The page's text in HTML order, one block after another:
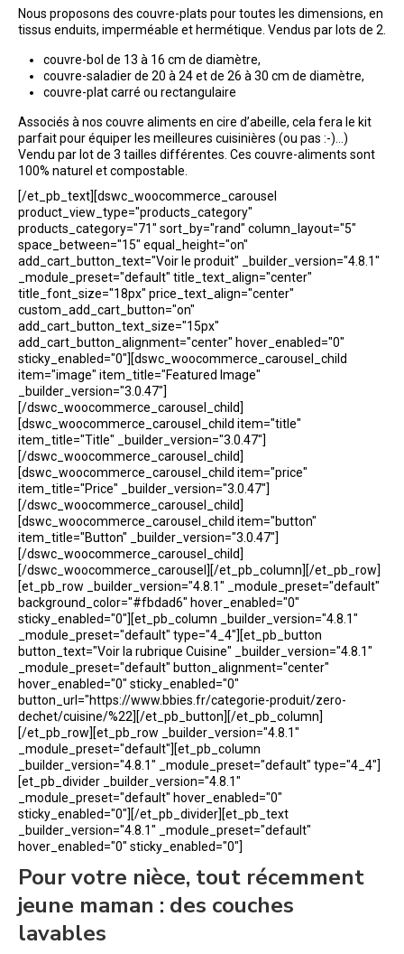
Nous proposons des couvre-plats pour toutes les dimensions, en
tissus enduits, imperméable et hermétique. Vendus par lots de 2.
couvre-bol de 13 à 16 cm de diamètre,
couvre-saladier de 20 à 24 et de 26 à 30 cm de diamètre,
couvre-plat carré ou rectangulaire
Associés à nos couvre aliments en cire d’abeille, cela fera le kit
parfait pour équiper les meilleures cuisinières (ou pas :-)…)
Vendu par lot de 3 tailles différentes. Ces couvre-aliments sont
100% naturel et compostable.
[/et_pb_text][dswc_woocommerce_carousel
product_view_type="products_category"
products_category="71" sort_by="rand" column_layout="5"
space_between="15" equal_height="on"
add_cart_button_text="Voir le produit" _builder_version="4.8.1"
_module_preset="default" title_text_align="center"
title_font_size="18px" price_text_align="center"
custom_add_cart_button="on"
add_cart_button_text_size="15px"
add_cart_button_alignment="center" hover_enabled="0"
sticky_enabled="0"][dswc_woocommerce_carousel_child
item="image" item_title="Featured Image"
_builder_version="3.0.47"]
[/dswc_woocommerce_carousel_child]
[dswc_woocommerce_carousel_child item="title"
item_title="Title" _builder_version="3.0.47"]
[/dswc_woocommerce_carousel_child]
[dswc_woocommerce_carousel_child item="price"
item_title="Price" _builder_version="3.0.47"]
[/dswc_woocommerce_carousel_child]
[dswc_woocommerce_carousel_child item="button"
item_title="Button" _builder_version="3.0.47"]
[/dswc_woocommerce_carousel_child]
[/dswc_woocommerce_carousel][/et_pb_column][/et_pb_row]
[et_pb_row _builder_version="4.8.1" _module_preset="default"
background_color="#fbdad6" hover_enabled="0"
sticky_enabled="0"][et_pb_column _builder_version="4.8.1"
_module_preset="default" type="4_4"][et_pb_button
button_text="Voir la rubrique Cuisine" _builder_version="4.8.1"
_module_preset="default" button_alignment="center"
hover_enabled="0" sticky_enabled="0"
button_url="https://www.bbies.fr/categorie-produit/zero-
dechet/cuisine/%22][/et_pb_button][/et_pb_column]
[/et_pb_row][et_pb_row _builder_version="4.8.1"
_module_preset="default"][et_pb_column
_builder_version="4.8.1" _module_preset="default" type="4_4"]
[et_pb_divider _builder_version="4.8.1"
_module_preset="default" hover_enabled="0"
sticky_enabled="0"][/et_pb_divider][et_pb_text
_builder_version="4.8.1" _module_preset="default"
hover_enabled="0" sticky_enabled="0"]
Pour votre nièce, tout récemment
jeune maman : des couches
lavables